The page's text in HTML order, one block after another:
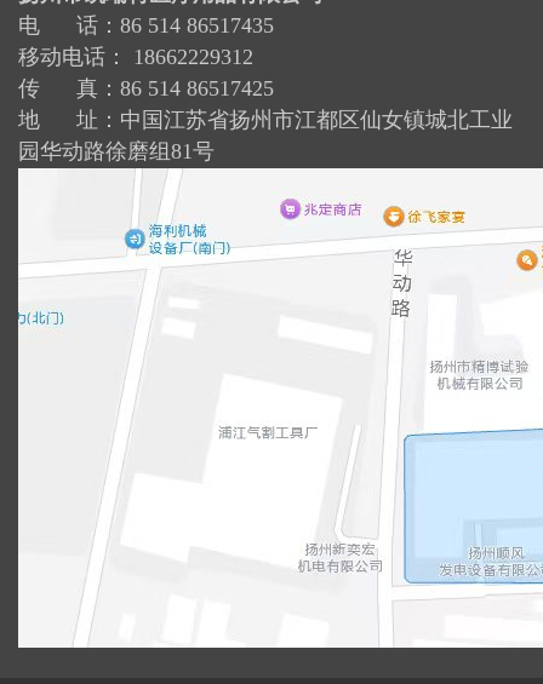
电 话：86 514 86517435
移动电话： 18662229312
传 真：86 514 86517425
地 址：中国江苏省扬州市江都区仙女镇城北工业
园华动路徐磨组81号